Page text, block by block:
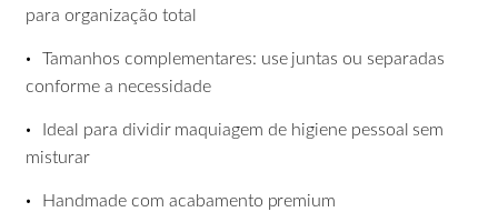
para organização total
• Tamanhos complementares: use juntas ou separadas
conforme a necessidade
• Ideal para dividir maquiagem de higiene pessoal sem
misturar
• Handmade com acabamento premium